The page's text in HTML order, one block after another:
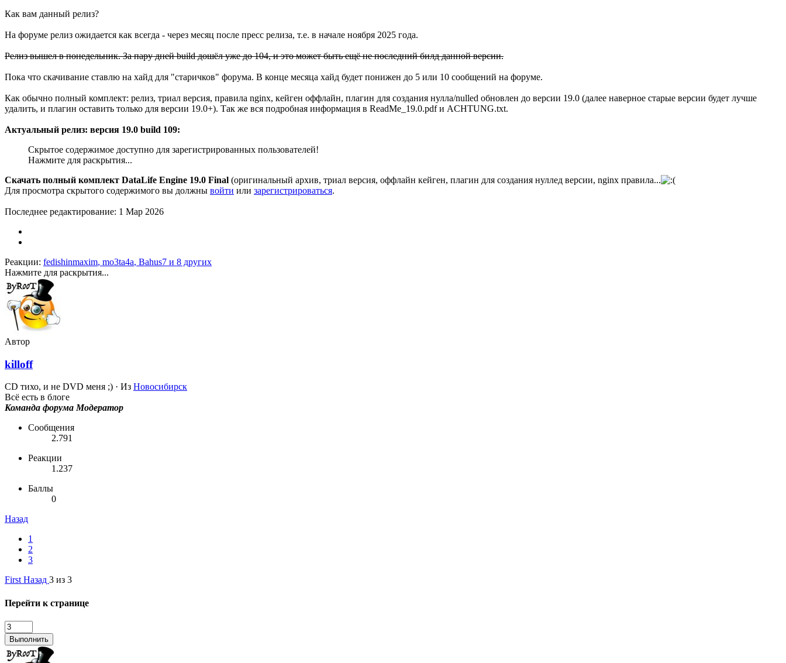
Как вам данный релиз?
На форуме релиз ожидается как всегда - через месяц после пресс релиза, т.е. в начале ноября 2025 года.
Релиз вышел в понедельник. За пару дней build дошёл уже до 104, и это может быть ещё не последний билд данной версии.
Пока что скачивание ставлю на хайд для "старичков" форума. В конце месяца хайд будет понижен до 5 или 10 сообщений на форуме.
Как обычно полный комплект: релиз, триал версия, правила nginx, кейген оффлайн, плагин для создания нулла/nulled обновлен до версии 19.0 (далее наверное старые версии будет лучше
удалить, и плагин оставить только для версии 19.0+). Так же вся подробная информация в ReadMe_19.0.pdf и ACHTUNG.txt.
Актуальный релиз: версия 19.0 build 109:
Скрытое содержимое доступно для зарегистрированных пользователей!
Нажмите для раскрытия...
Скачать полный комплект DataLife Engine 19.0 Final (оригинальный архив, триал версия, оффлайн кейген, плагин для создания нуллед версии, nginx правила...
Для просмотра скрытого содержимого вы должны войти или зарегистрироваться.
Последнее редактирование: 1 Мар 2026
Реакции: fedishinmaxim, mo3ta4a, Bahus7 и 8 других
Нажмите для раскрытия...
Автор
killoff
CD тихо, и не DVD меня ;) · Из Новосибирск
Всё есть в блоге
Команда форума Модератор
Сообщения
2.791
Реакции
1.237
Баллы
0
Назад
1
2
3
First Назад 3 из 3
Перейти к странице
Выполнить